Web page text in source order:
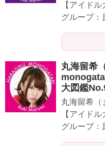
【アイド
グループ
丸海留希
大図鑑
丸海留希（
【アイド
グループ